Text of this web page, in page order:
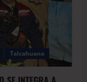
Talcahuano